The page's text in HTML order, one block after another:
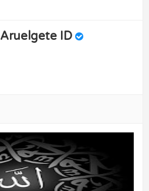
Aruelgete ID